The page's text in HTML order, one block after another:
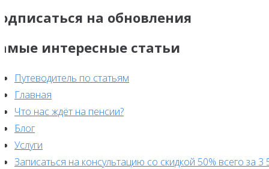
на обновления
интересные статьи
Путеводитель по статьям
Главная
Что нас ждёт на пенсии?
Блог
Услуги
Записаться на консультацию со скидкой 50% всего за 3